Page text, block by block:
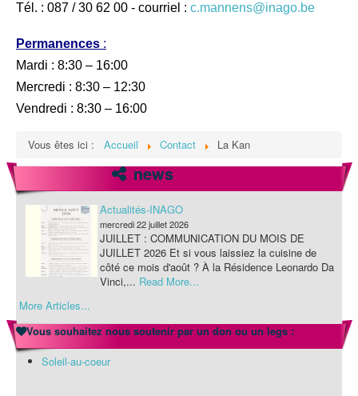
Tél. : 087 / 30 62 00 - courriel : c.mannens@inago.be
Permanences :
Mardi : 8:30 – 16:00
Mercredi : 8:30 – 12:30
Vendredi : 8:30 – 16:00
Vous êtes ici : Accueil Contact La Kan
news
JUILLET : COMMUNICATION DU MOIS DE
JUILLET 2026 Et si vous laissiez la cuisine de
côté ce mois d'août ? À la Résidence Leonardo Da
Actualités-INAGO
mercredi 22 juillet 2026
JUILLET : COMMUNICATION DU MOIS DE
JUILLET 2026 Et si vous laissiez la cuisine de
côté ce mois d'août ? À la Résidence Leonardo Da
Vinci,... Read More...
More Articles...
Vous souhaitez nous soutenir par un don ou un legs :
Soleil-au-coeur